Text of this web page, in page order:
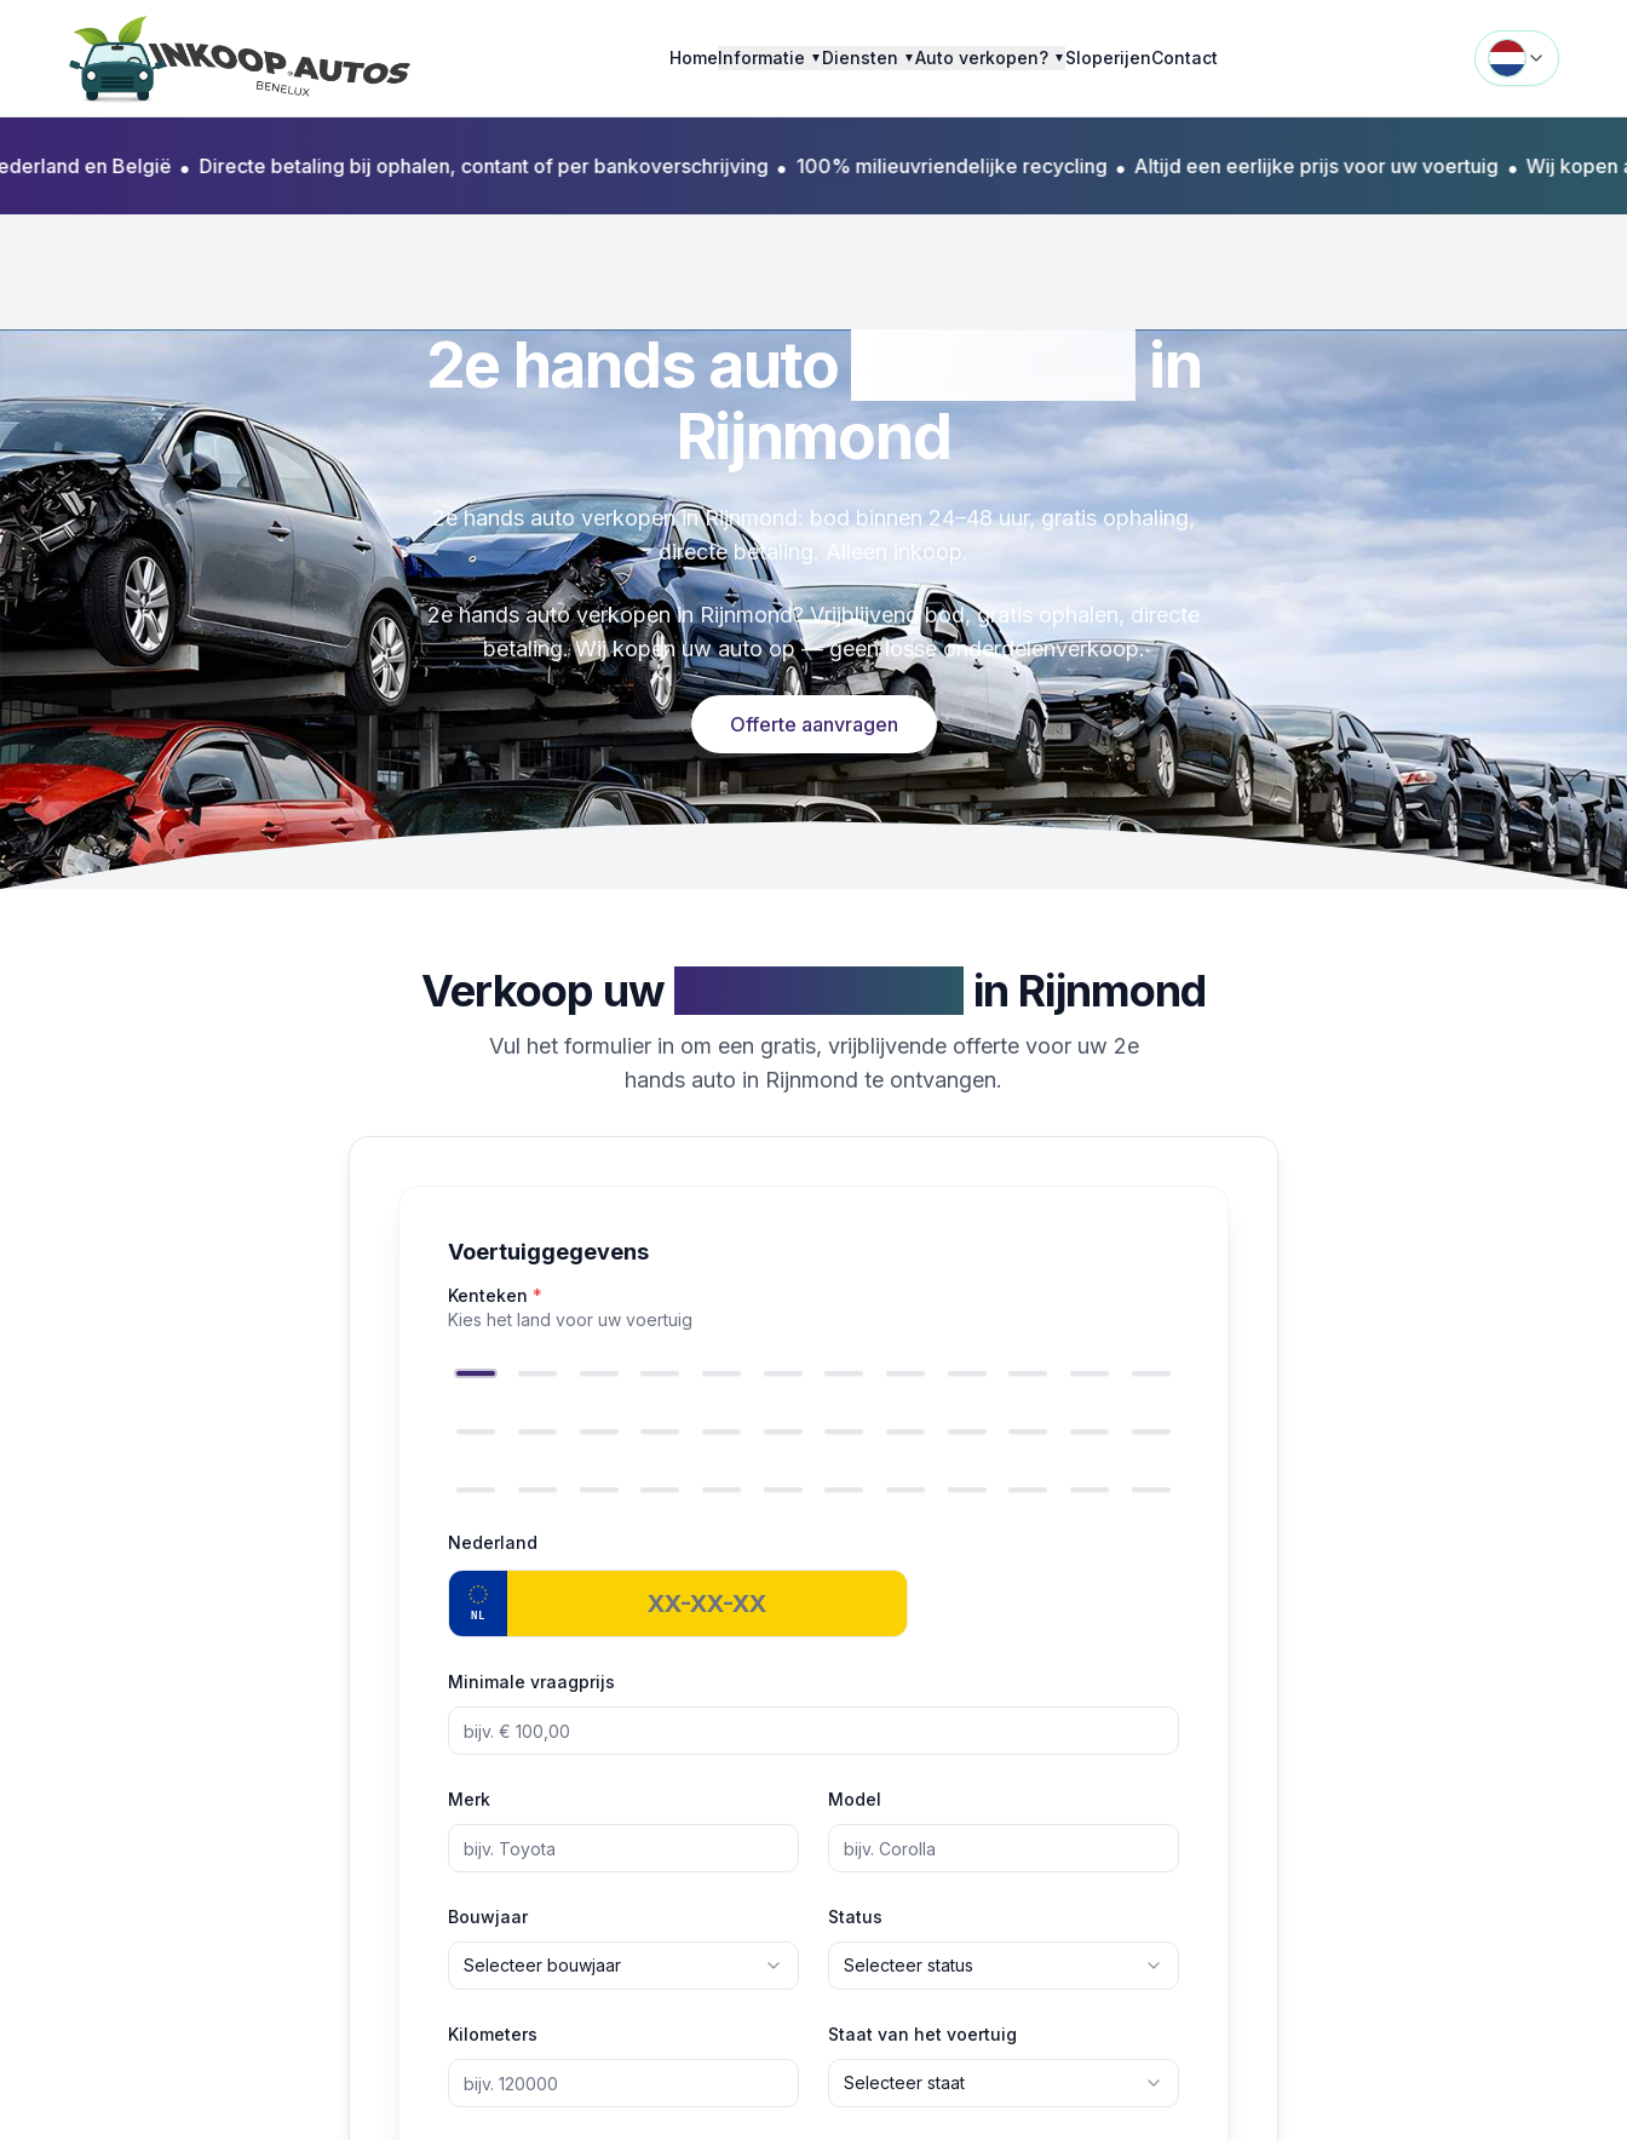
HomeInformatie ▼ Diensten ▼Auto verkopen? ▼ SloperijenContact
en België • Directe betaling bij ophalen, contant of per bankoverschrijving • 100% milieuvriendelijke recycling • Altijd een eerlijke prijs voor uw voertuig • Wij kopen alle
2e hands auto
in
Rijnmond
2e hands auto verkopen in Rijnmond: bod binnen 24–48 uur, gratis ophaling,
directe betaling. Alleen inkoop.
2e hands auto verkopen in Rijnmond? Vrijblijvend bod, gratis ophalen, directe
betaling. Wij kopen uw auto op — geen losse onderdelenverkoop.
Offerte aanvragen
Verkoop uw in Rijnmond
Vul het formulier in om een gratis, vrijblijvende offerte voor uw 2e
hands auto in Rijnmond te ontvangen.
Voertuiggegevens
Kenteken *
Kies het land voor uw voertuig
Nederland
NL
Minimale vraagprijs
Merk Model
Bouwjaar
Selecteer bouwjaar
Status
Selecteer status
Kilometers Staat van het voertuig
Selecteer staat